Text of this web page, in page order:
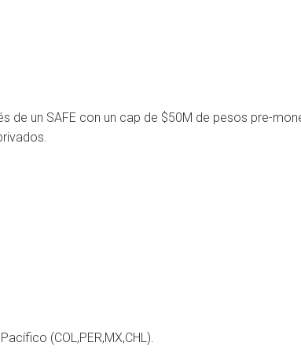
de un SAFE con un cap de $50M de pesos pre-
(COL,PER,MX,CHL).